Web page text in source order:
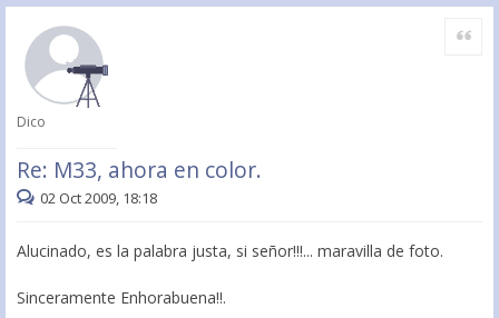
Dico
Re: M33, ahora en color.
Citar
02 Oct 2009, 18:18
Alucinado, es la palabra justa, si señor!!!... maravilla de foto.
Sinceramente Enhorabuena!!.